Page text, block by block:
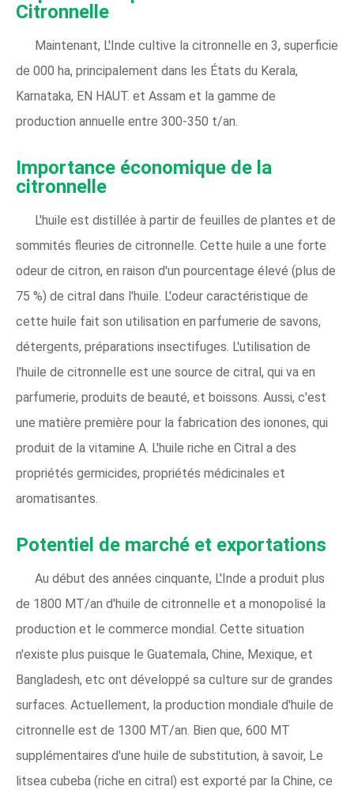
Citronnelle
Maintenant, L'Inde cultive la citronnelle en 3, superficie
de 000 ha, principalement dans les États du Kerala,
Karnataka, EN HAUT. et Assam et la gamme de
production annuelle entre 300-350 t/an.
Importance économique de la
citronnelle
L'huile est distillée à partir de feuilles de plantes et de
sommités fleuries de citronnelle. Cette huile a une forte
odeur de citron, en raison d'un pourcentage élevé (plus de
75 %) de citral dans l'huile. L'odeur caractéristique de
cette huile fait son utilisation en parfumerie de savons,
détergents, préparations insectifuges. L'utilisation de
l'huile de citronnelle est une source de citral, qui va en
parfumerie, produits de beauté, et boissons. Aussi, c'est
une matière première pour la fabrication des ionones, qui
produit de la vitamine A. L'huile riche en Citral a des
propriétés germicides, propriétés médicinales et
aromatisantes.
Potentiel de marché et exportations
Au début des années cinquante, L'Inde a produit plus
de 1800 MT/an d'huile de citronnelle et a monopolisé la
production et le commerce mondial. Cette situation
n'existe plus puisque le Guatemala, Chine, Mexique, et
Bangladesh, etc ont développé sa culture sur de grandes
surfaces. Actuellement, la production mondiale d'huile de
citronnelle est de 1300 MT/an. Bien que, 600 MT
supplémentaires d'une huile de substitution, à savoir, Le
litsea cubeba (riche en citral) est exporté par la Chine, ce